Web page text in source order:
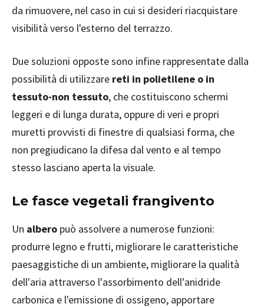
da rimuovere, nel caso in cui si desideri riacquistare
visibilità verso l'esterno del terrazzo.
Due soluzioni opposte sono infine rappresentate dalla
possibilità di utilizzare reti in polietilene o in
tessuto-non tessuto, che costituiscono schermi
leggeri e di lunga durata, oppure di veri e propri
muretti provvisti di finestre di qualsiasi forma, che
non pregiudicano la difesa dal vento e al tempo
stesso lasciano aperta la visuale.
Le fasce vegetali frangivento
Un albero può assolvere a numerose funzioni:
produrre legno e frutti, migliorare le caratteristiche
paesaggistiche di un ambiente, migliorare la qualità
dell'aria attraverso l'assorbimento dell'anidride
carbonica e l'emissione di ossigeno, apportare